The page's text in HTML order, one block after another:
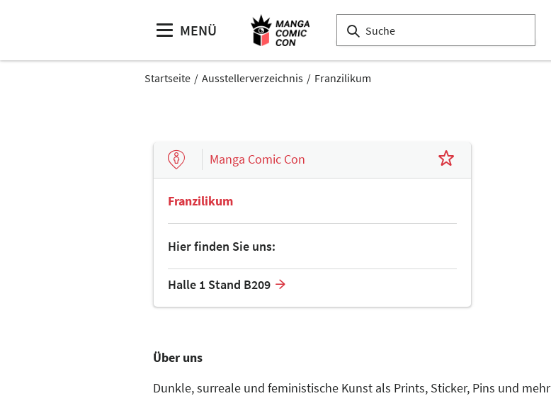
MENÜ
Startseite Ausstellerverzeichnis Franzilikum
Manga Comic Con
Franzilikum
Hier finden Sie uns:
Halle 1 Stand B209
Über uns
Dunkle, surreale und feministische Kunst als Prints, Sticker, Pins und mehr